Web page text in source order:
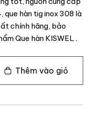
que hàn tig inox 308 là
chính hãng, bảo
Que hàn KISWEL .
Thêm vào giỏ